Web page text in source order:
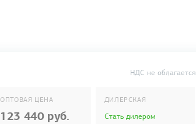
НДС не облагается
ОПТОВАЯ ЦЕНА
123 440 руб.
ДИЛЕРСКАЯ
Стать дилером